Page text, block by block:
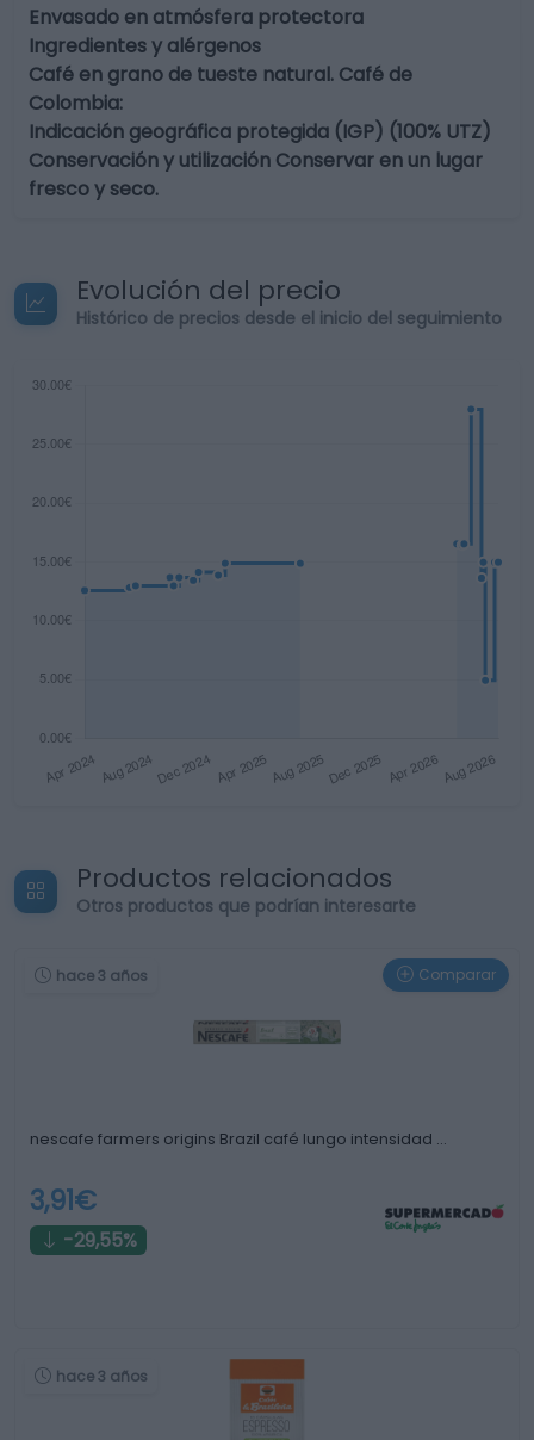
Envasado en atmósfera protectora
Ingredientes y alérgenos
Café en grano de tueste natural. Café de
Colombia:
Indicación geográfica protegida (IGP) (100% UTZ)
Conservación y utilización Conservar en un lugar
fresco y seco.
Evolución del precio
Histórico de precios desde el inicio del seguimiento
Productos relacionados
Otros productos que podrían interesarte
hace 3 años Comparar
nescafe farmers origins Brazil café lungo intensidad …
3,91€
-29,55%
hace 3 años